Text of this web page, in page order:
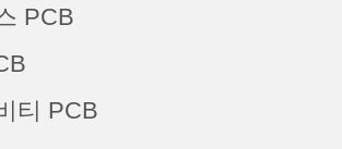
PCB
티 PCB